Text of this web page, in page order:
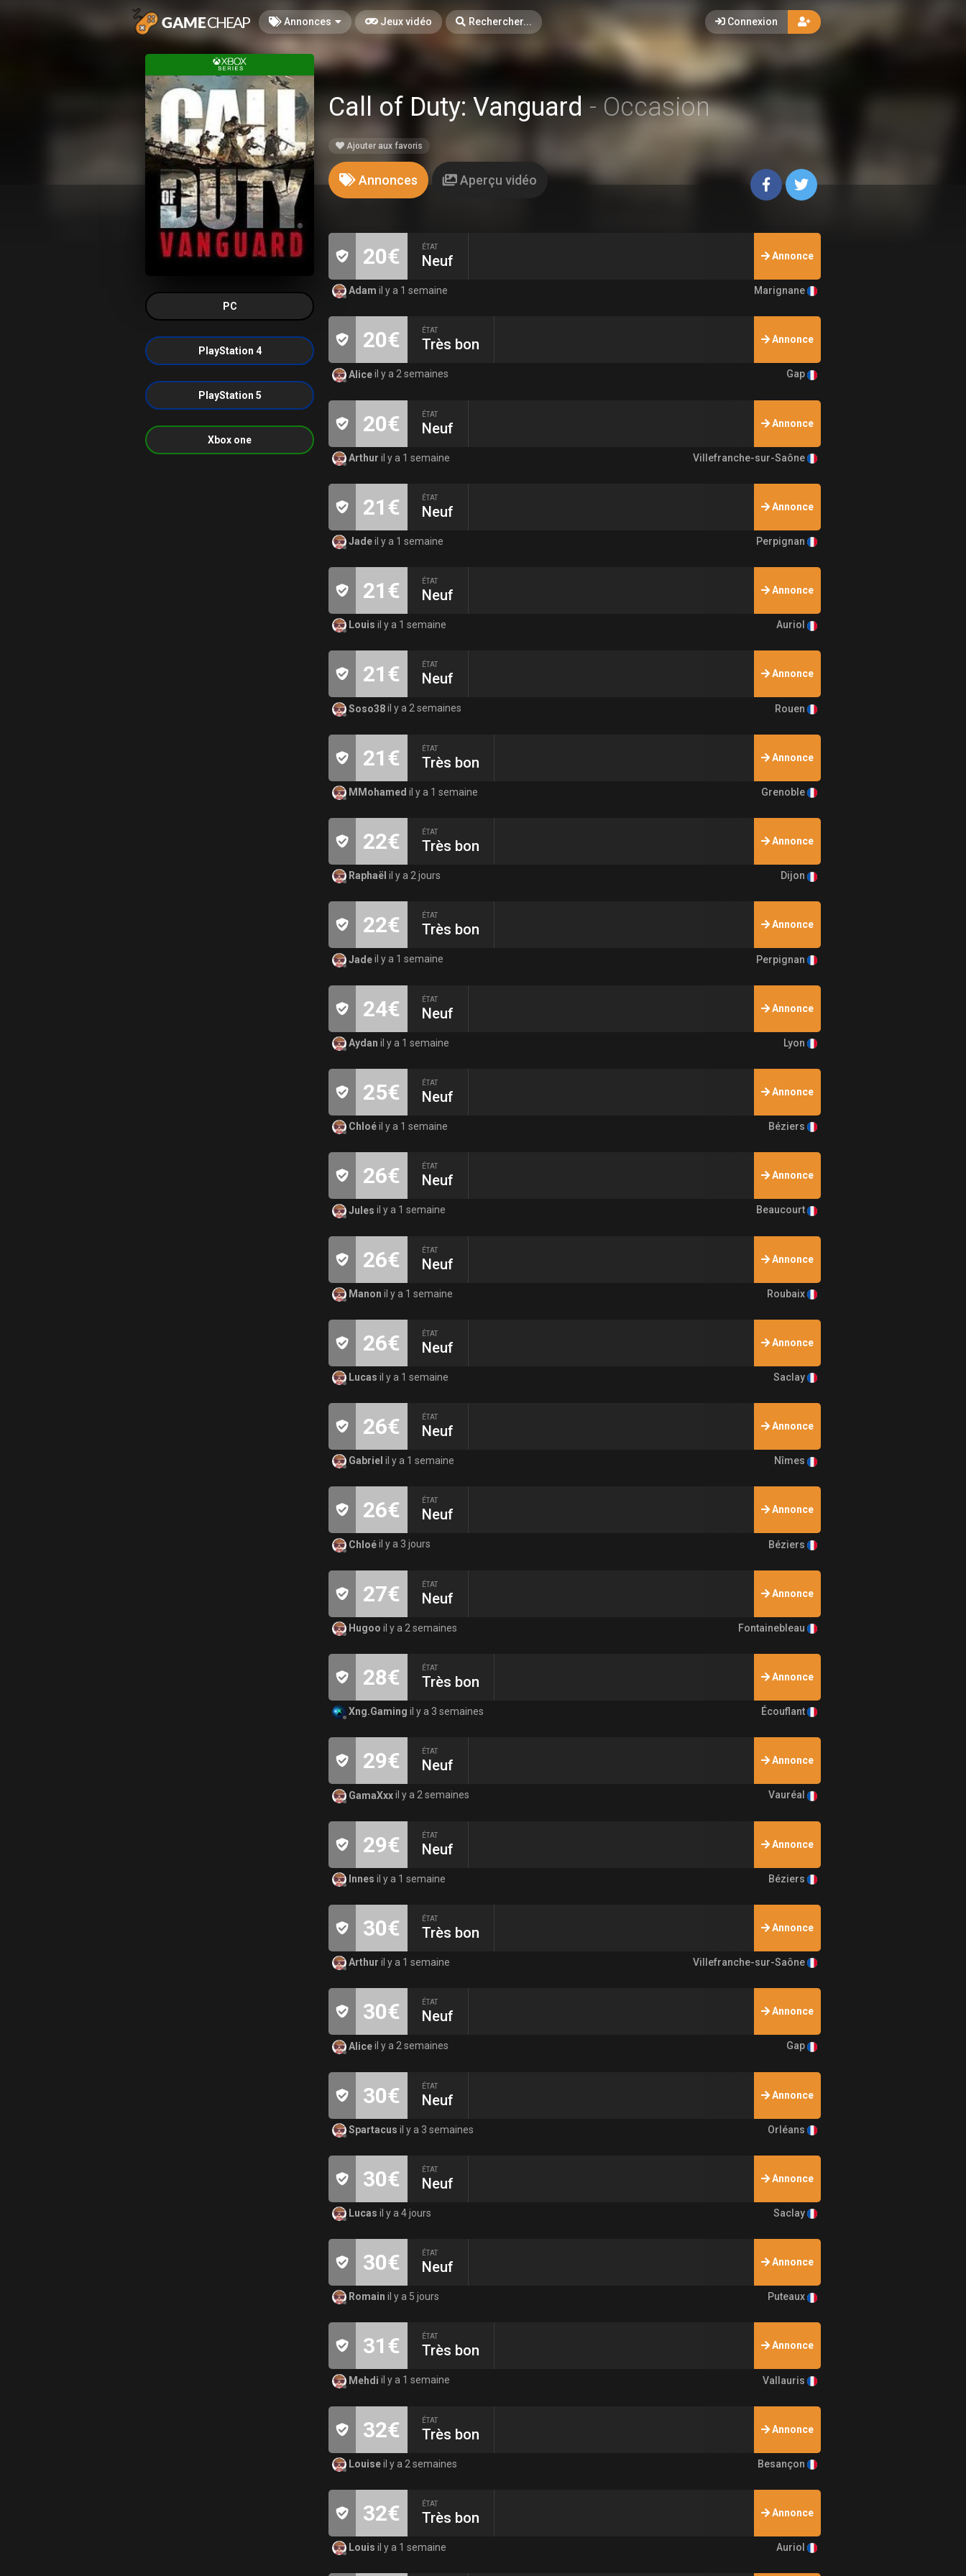
Annonces Jeux vidéo Rechercher... Connexion
PC
PlayStation 4
PlayStation 5
Xbox one
Call of Duty: Vanguard- Occasion
Ajouter aux favoris
Annonces Aperçu vidéo
20€ ÉTAT
Neuf Annonce
Adam il y a 1 semaine Marignane
20€ ÉTAT
Très bon Annonce
Aliceil y a 2 semaines Gap
20€ ÉTAT
Neuf Annonce
Arthur il y a 1 semaine Villefranche-sur-Saône
21€ ÉTAT
Neuf Annonce
Jadeil y a 1 semaine Perpignan
21€ ÉTAT
Neuf Annonce
Louis il y a 1 semaine Auriol
21€ ÉTAT
Neuf Annonce
Soso38il y a 2 semaines Rouen
21€ ÉTAT
Très bon Annonce
MMohamed il y a 1 semaine Grenoble
22€ ÉTAT
Très bon Annonce
Raphaël il y a 2 jours Dijon
22€ ÉTAT
Très bon Annonce
Jadeil y a 1 semaine Perpignan
24€ ÉTAT
Neuf Annonce
Aydan il y a 1 semaine Lyon
25€ ÉTAT
Neuf Annonce
Chloéil y a 1 semaine Béziers
26€ ÉTAT
Neuf Annonce
Jules il y a 1 semaine Beaucourt
26€ ÉTAT
Neuf Annonce
Manon il y a 1 semaine Roubaix
26€ ÉTAT
Neuf Annonce
Lucas il y a 1 semaine Saclay
26€ ÉTAT
Neuf Annonce
Gabriel il y a 1 semaine Nîmes
26€ ÉTAT
Neuf Annonce
Chloéil y a 3 jours Béziers
27€ ÉTAT
Neuf Annonce
Hugoo il y a 2 semaines Fontainebleau
28€ ÉTAT
Très bon Annonce
Xng.Gaming il y a 3 semaines Écouflant
29€ ÉTAT
Neuf Annonce
GamaXxxil y a 2 semaines Vauréal
29€ ÉTAT
Neuf Annonce
Innes il y a 1 semaine Béziers
30€ ÉTAT
Très bon Annonce
Arthur il y a 1 semaine Villefranche-sur-Saône
30€ ÉTAT
Neuf Annonce
Aliceil y a 2 semaines Gap
30€ ÉTAT
Neuf Annonce
Spartacus il y a 3 semaines Orléans
30€ ÉTAT
Neuf Annonce
Lucas il y a 4 jours Saclay
30€ ÉTAT
Neuf Annonce
Romain il y a 5 jours Puteaux
31€ ÉTAT
Très bon Annonce
Mehdi il y a 1 semaine Vallauris
32€ ÉTAT
Très bon Annonce
Louiseil y a 2 semaines Besançon
32€ ÉTAT
Très bon Annonce
Louis il y a 1 semaine Auriol